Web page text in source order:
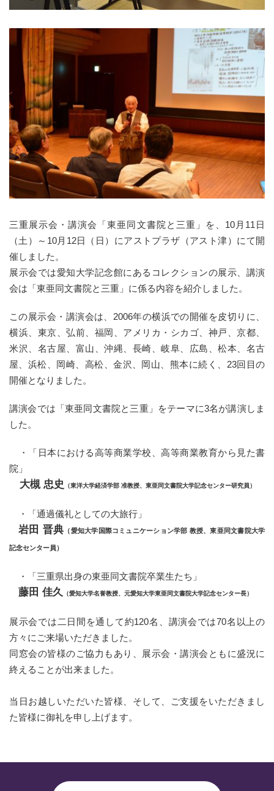
三重展示会・講演会「東亜同文書院と三重」を、10月11日
（土）～10月12日（日）にアストプラザ（アスト津）にて開
催しました。
展示会では愛知大学記念館にあるコレクションの展示、講演
会は「東亜同文書院と三重」に係る内容を紹介しました。
この展示会・講演会は、2006年の横浜での開催を皮切りに、
横浜、東京、弘前、福岡、アメリカ・シカゴ、神戸、京都、
米沢、名古屋、富山、沖縄、長崎、岐阜、広島、松本、名古
屋、浜松、岡崎、高松、金沢、岡山、熊本に続く、23回目の
開催となりました。
講演会では「東亜同文書院と三重」をテーマに3名が講演しま
した。
・「日本における高等商業学校、高等商業教育から見た書
院」
大槻 忠史 （東洋大学経済学部 准教授、東亜同文書院大学記念センター研究員）
・「通過儀礼としての大旅行 」
岩田 晋典 （愛知大学国際コミュニケーション学部 教授、東亜同文書院大学
記念センター員）
・「三重県出身の東亜同文書院卒業生たち」
藤田 佳久 （愛知大学名誉教授、元愛知大学東亜同文書院大学記念センター長）
展示会では二日間を通して約120名、講演会では70名以上の
方々にご来場いただきました。
同窓会の皆様のご協力もあり、展示会・講演会ともに盛況に
終えることが出来ました。
当日お越しいただいた皆様、そして、ご支援をいただきまし
た皆様に御礼を申し上げます。